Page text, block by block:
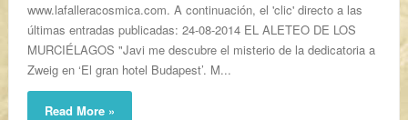
www.lafalleracosmica.com. A continuación, el 'clic' directo a las
últimas entradas publicadas: 24-08-2014 EL ALETEO DE LOS
MURCIÉLAGOS "Javi me descubre el misterio de la dedicatoria a
Zweig en ‘El gran hotel Budapest’. M...
Read More »